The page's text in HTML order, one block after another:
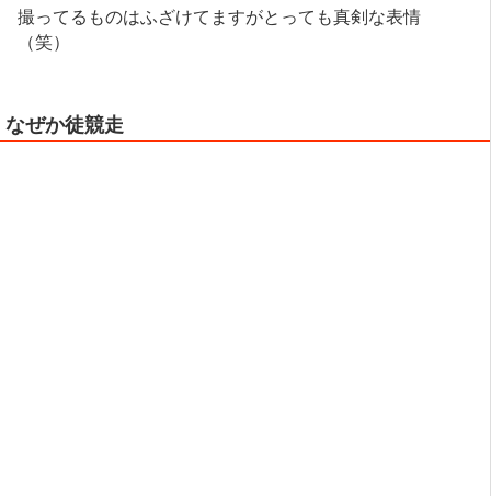
撮ってるものはふざけてますがとっても真剣な表情
（笑）
なぜか徒競走